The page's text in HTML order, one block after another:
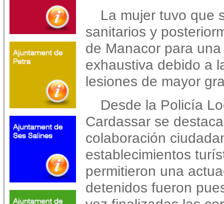
La mujer tuvo que
sanitarios y
de Manacor para
exhaustiva debido a
lesiones de mayor
Desde la Policía
Cardassar se
colaboración
establecimientos
permitieron una
detenidos fueron